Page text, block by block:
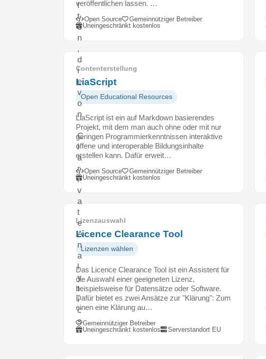
f
t
e
n
,
d
i
e
v
o
n
C
l
a
r
i
v
a
t
e
A
n
a
l
y
t
i
c
s
h
e
r
veröffentlichen lassen. …
Open Source
Gemeinnütziger Betreiber
Uneingeschränkt kostenlos
Contenterstellung
LiaScript
Open Educational Resources
LiaScript ist ein auf Markdown basierendes
Projekt, mit dem man auch ohne oder mit nur
geringen Programmierkenntnissen interaktive
offene und interoperable Bildungsinhalte
erstellen kann. Dafür erweit…
Open Source
Gemeinnütziger Betreiber
Uneingeschränkt kostenlos
Lizenzauswahl
Licence Clearance Tool
Lizenzen wählen
Das Licence Clearance Tool ist ein Assistent für
die Auswahl einer geeigneten Lizenz,
beispielsweise für Datensätze oder Software.
Dafür bietet es zwei Ansätze zur "Klärung": Zum
einen eine Klärung au…
Gemeinnütziger Betreiber
Uneingeschränkt kostenlos
Serverstandort EU